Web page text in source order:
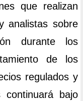
que realizan
analistas sobre
durante los
de los
regulados y
continuará bajo